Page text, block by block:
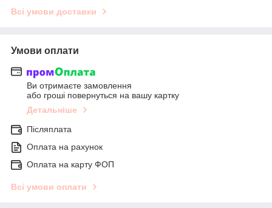
Всі умови доставки
Умови оплати
Ви отримаєте замовлення
або гроші повернуться на вашу картку
Детальніше
Післяплата
Оплата на рахунок
Оплата на карту ФОП
Всі умови оплати